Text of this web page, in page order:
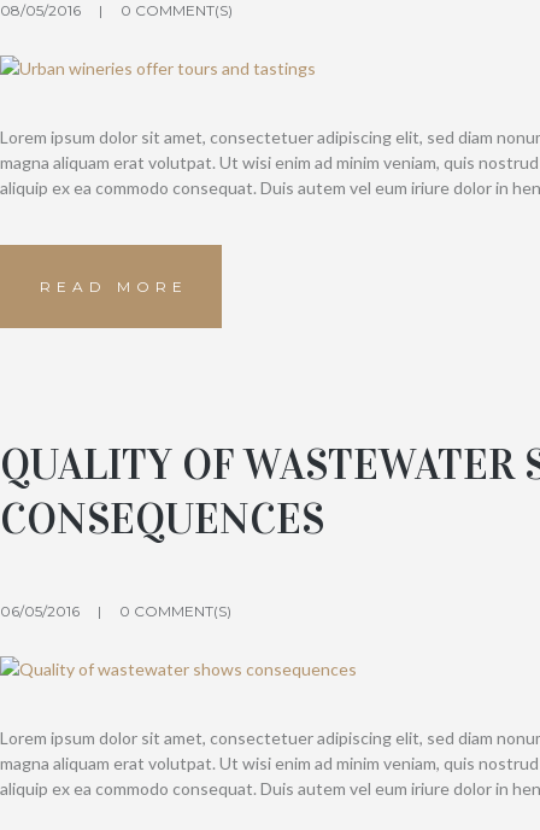
08/05/2016 0 COMMENT(S)
Lorem ipsum dolor sit amet, consectetuer adipiscing elit, sed diam
magna aliquam erat volutpat. Ut wisi enim ad minim veniam, quis
aliquip ex ea commodo consequat. Duis autem vel eum iriure dolor in
READ MORE
QUALITY OF WASTEWATER
CONSEQUENCES
06/05/2016 0 COMMENT(S)
Lorem ipsum dolor sit amet, consectetuer adipiscing elit, sed diam
magna aliquam erat volutpat. Ut wisi enim ad minim veniam, quis
aliquip ex ea commodo consequat. Duis autem vel eum iriure dolor in